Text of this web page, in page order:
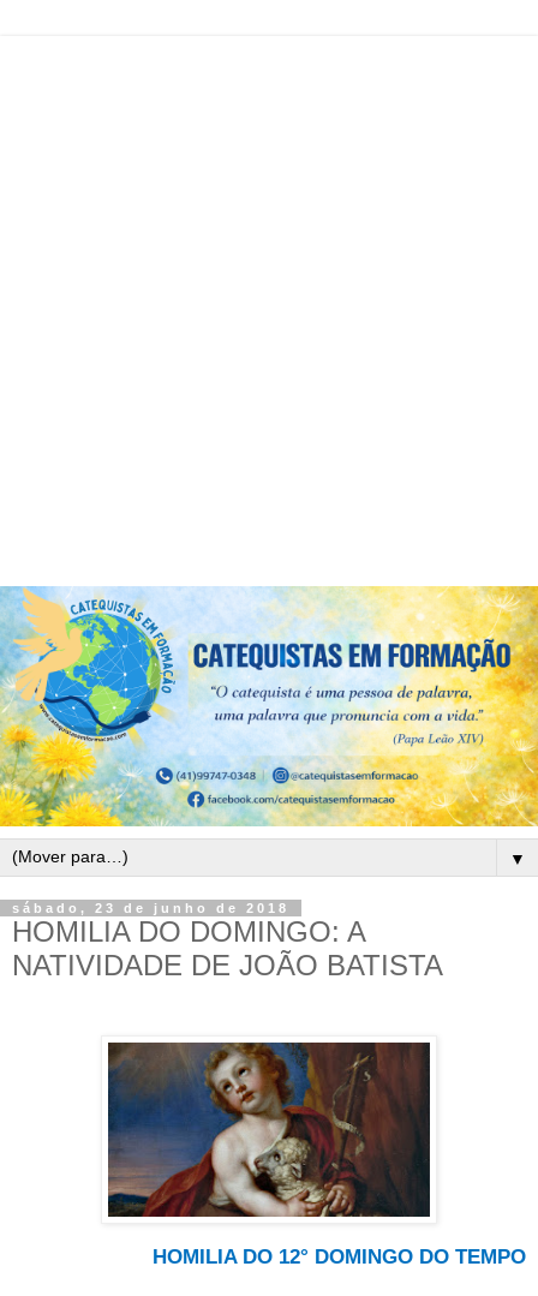
▼
sábado, 23 de junho de 2018
HOMILIA DO DOMINGO: A
NATIVIDADE DE JOÃO BATISTA
HOMILIA DO 12° DOMINGO DO TEMPO